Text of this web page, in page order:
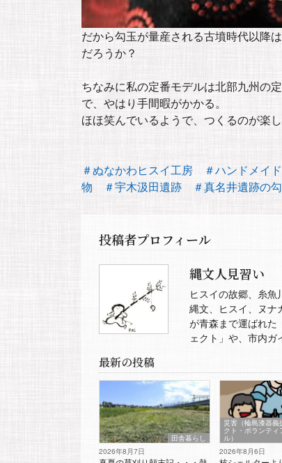
だから勾玉が量産される古墳時代以降
だろうか？
ちなみに私の定番モデルは北部九州の
で、やはり手間暇がかかる。
ほほ笑んでいるようで、つくるのが楽し
＃ぬなかわヒスイ工房 ＃ハンドメイ
物
＃宇木汲田遺跡 ＃真名井遺跡の
投稿者プロフィール
縄文人見習い
ヒスイの故郷、糸魚
縄文、ヒスイ、ヌナ
が青森まで運ばれた
ェクト」や、市内ガ
最新の投稿
田舎暮らし
2026年8月7日
災害（輪島漆器義
クト・ボランティ
ル）
2026年8月6日